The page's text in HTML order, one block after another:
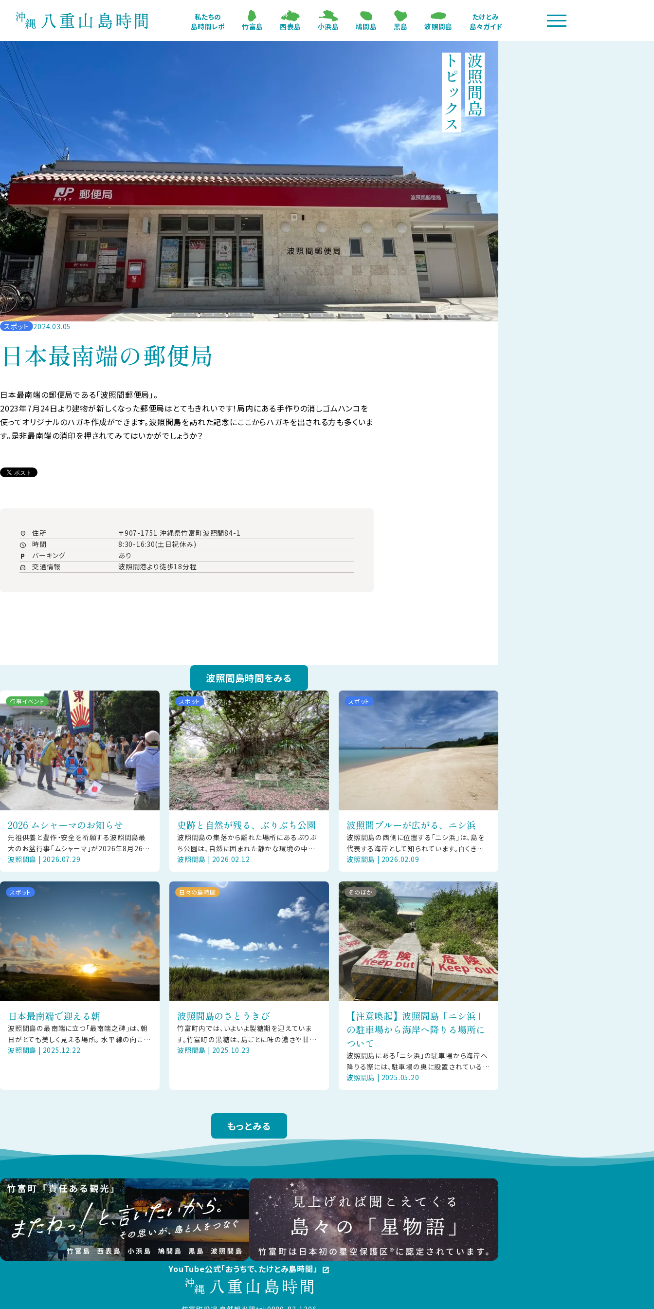
私たちの
島時間レポ
竹富島 西表島 小浜島 鳩間島 黒島 波照間島
たけとみ
島々ガイド
波照間島
トピックス
スポット 2024.03.05
日本最南端の郵便局
日本最南端の郵便局である「波照間郵便局」。
2023年7月24日より建物が新しくなった郵便局はとてもきれいです！局内にある手作りの消しゴムハンコを
使ってオリジナルのハガキ作成ができます。波照間島を訪れた記念にここからハガキを出される方も多くいま
す。是非最南端の消印を押されてみてはいかがでしょうか？
location_on 住所 〒907-1751 沖縄県竹富町波照間84-1
schedule 時間 8:30-16:30(土日祝休み)
local_parking パーキング あり
directions_car 交通情報 波照間港より徒歩18分程
波照間島時間をみる
行事イベント
2026 ムシャーマのお知らせ
先祖供養と豊作・安全を祈願する波照間島最
大のお盆行事「ムシャーマ」が2026年8月26日
（水）に開催されます。 【ご見学の方へお願い】
本行事は島の大切な神事です
波照間島 | 2026.07.29
スポット
史跡と自然が残る、ぶりぶち公園
波照間島の集落から離れた場所にあるぶりぶ
ち公園は、自然に囲まれた静かな環境の中に、
島の歴史を伝える史跡が残る場所です。この一
帯には、下田原城跡のほか、大泊浜貝塚
波照間島 | 2026.02.12
スポット
波照間ブルーが広がる、ニシ浜
波照間島の西側に位置する「ニシ浜」は、島を
代表する海岸として知られています。白くきめ
細かな砂浜と、遠浅に広がる透明度の高い海
は、天候や時間帯によってさまざまな青
波照間島 | 2026.02.09
スポット
日本最南端で迎える朝
波照間島の最南端に立つ「最南端之碑」は、朝
日がとても美しく見える場所。 水平線の向こう
からゆっくり昇る太陽が、海と空をやさしく染め
波照間島 | 2025.12.22
日々の島時間
波照間島のさとうきび
竹富町内では、いよいよ製糖期を迎えていま
す。竹富町の黒糖は、島ごとに味の濃さや甘さ
が異なり、それぞれに個性があります。ぜひ食
波照間島 | 2025.10.23
そのほか
【注意喚起】波照間島「ニシ浜」
の駐車場から海岸へ降りる場所に
ついて
波照間島にある「ニシ浜」の駐車場から海岸へ
降りる際には、駐車場の奥に設置されている東
屋（屋根のある休憩用の小さな建物）前からの
ルートを足元に気をつけてご利用くだ
波照間島 | 2025.05.20
もっとみる
YouTube公式「おうちで、たけとみ島時間」 open_in_new